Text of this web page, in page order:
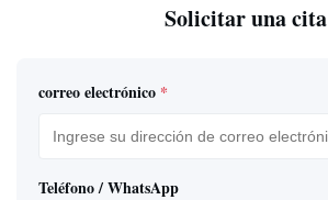
Solicitar una cita
correo electrónico *
Teléfono / WhatsApp